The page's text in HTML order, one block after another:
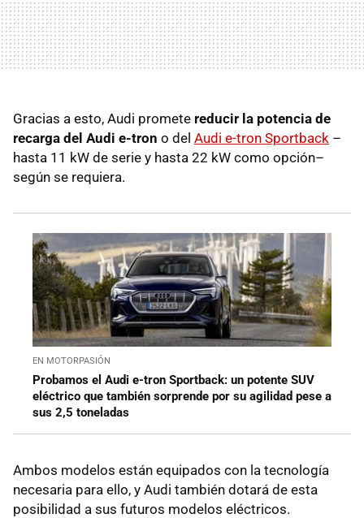
Gracias a esto, Audi promete reducir la potencia de
recarga del Audi e-tron o del Audi e-tron Sportback –
hasta 11 kW de serie y hasta 22 kW como opción–
según se requiera.
EN MOTORPASIÓN
Probamos el Audi e-tron Sportback: un potente SUV
eléctrico que también sorprende por su agilidad pese a
sus 2,5 toneladas
Ambos modelos están equipados con la tecnología
necesaria para ello, y Audi también dotará de esta
posibilidad a sus futuros modelos eléctricos.